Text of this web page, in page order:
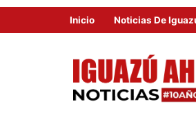
Inicio Noticias De